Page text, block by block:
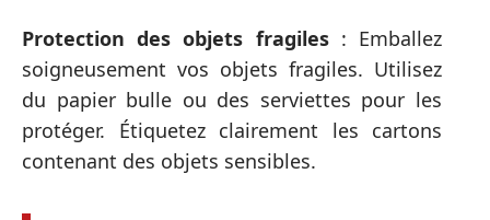
Protection des objets fragiles: Emballez
soigneusement vos objets fragiles. Utilisez
du papier bulle ou des serviettes pour les
protéger. Étiquetez clairement les cartons
contenant des objets sensibles.